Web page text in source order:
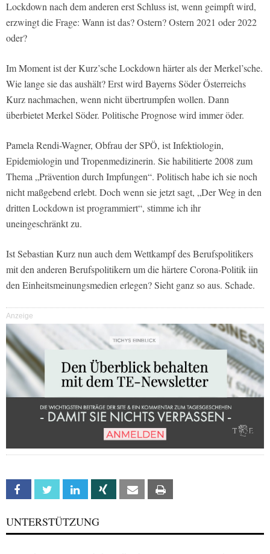
Lockdown nach dem anderen erst Schluss ist, wenn geimpft wird,
erzwingt die Frage: Wann ist das? Ostern? Ostern 2021 oder 2022
oder?
Im Moment ist der Kurz’sche Lockdown härter als der Merkel’sche.
Wie lange sie das aushält? Erst wird Bayerns Söder Österreichs
Kurz nachmachen, wenn nicht übertrumpfen wollen. Dann
überbietet Merkel Söder. Politische Prognose wird immer öder.
Pamela Rendi-Wagner, Obfrau der SPÖ, ist Infektiologin,
Epidemiologin und Tropenmedizinerin. Sie habilitierte 2008 zum
Thema „Prävention durch Impfungen“. Politisch habe ich sie noch
nicht maßgebend erlebt. Doch wenn sie jetzt sagt, „Der Weg in den
dritten Lockdown ist programmiert“, stimme ich ihr
uneingeschränkt zu.
Ist Sebastian Kurz nun auch dem Wettkampf des Berufspolitikers
mit den anderen Berufspolitikern um die härtere Corona-Politik iin
den Einheitsmeinungsmedien erlegen? Sieht ganz so aus. Schade.
Anzeige
Facebook Twitter Linkedin Xing Email
UNTERSTÜTZUNG